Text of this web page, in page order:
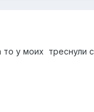
у моих треснули